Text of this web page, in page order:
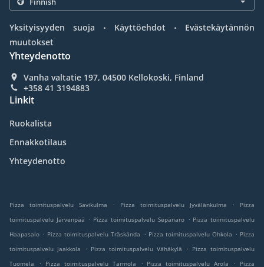
Yksityisyyden suoja . Käyttöehdot .
Evästekäytännön
muutokset
Yhteydenotto
Vanha valtatie 197, 04500 Kellokoski, Finland
+358 41 3194883
Linkit
Ruokalista
Ennakkotilaus
Yhteydenotto
Pizza toimituspalvelu Savikulma . Pizza toimituspalvelu Jyvälänkulma .
Pizza
toimituspalvelu Järvenpää
. Pizza toimituspalvelu Sepänaro . Pizza toimituspalvelu
Haapasalo . Pizza toimituspalvelu Träskända . Pizza toimituspalvelu Ohkola . Pizza
toimituspalvelu Jaakkola
. Pizza toimituspalvelu Vähäkylä . Pizza toimituspalvelu
Tuomela
. Pizza toimituspalvelu Tarmola . Pizza toimituspalvelu Arola . Pizza